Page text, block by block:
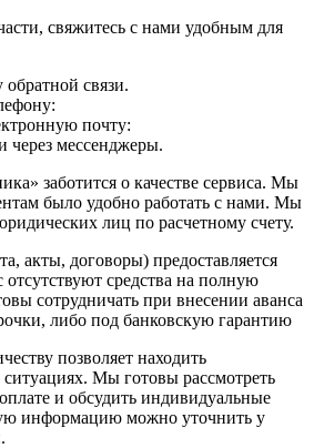
свяжитесь с нами удобным для
связи.
почту:
через мессенджеры.
заботится о качестве сервиса. Мы
было удобно работать с нами. Мы
лиц по расчетному счету.
акты, договоры) предоставляется
средства на полную
сотрудничать при внесении аванса
либо под банковскую гарантию
позволяет находить
Мы готовы рассмотреть
и обсудить индивидуальные
информацию можно уточнить у